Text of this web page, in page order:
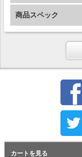
商品スペック
カートを見る